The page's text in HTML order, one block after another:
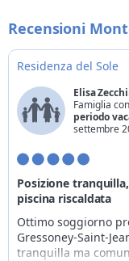
Recensioni
Residenza del Sole
Elisa
Famiglia
periodo
settembre
Posizione
piscina riscaldata
Ottimo soggiorno
Gressoney-Saint-
tranquilla ma